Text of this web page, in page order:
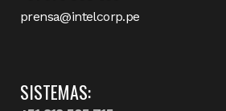
prensa@intelcorp.pe
SISTEMAS: